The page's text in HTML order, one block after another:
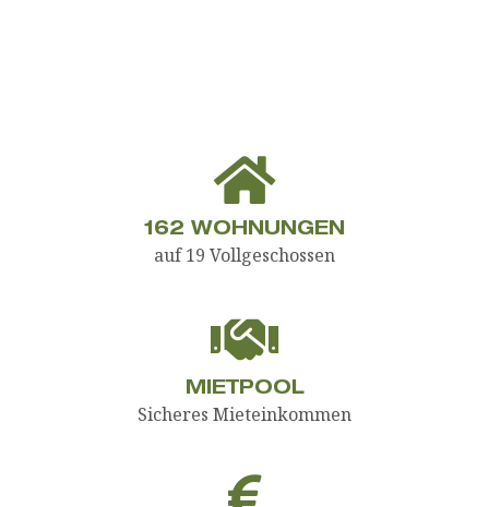
162 WOHNUNGEN
auf 19 Vollgeschossen
MIETPOOL
Sicheres Mieteinkommen